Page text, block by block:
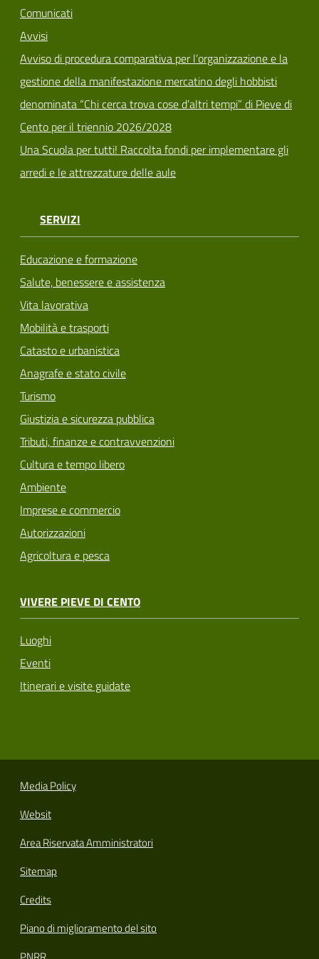
Comunicati
Avvisi
Avviso di procedura comparativa per l’organizzazione e la
gestione della manifestazione mercatino degli hobbisti
denominata “Chi cerca trova cose d’altri tempi” di Pieve di
Cento per il triennio 2026/2028
Una Scuola per tutti! Raccolta fondi per implementare gli
arredi e le attrezzature delle aule
SERVIZI
Educazione e formazione
Salute, benessere e assistenza
Vita lavorativa
Mobilità e trasporti
Catasto e urbanistica
Anagrafe e stato civile
Turismo
Giustizia e sicurezza pubblica
Tributi, finanze e contravvenzioni
Cultura e tempo libero
Ambiente
Imprese e commercio
Autorizzazioni
Agricoltura e pesca
VIVERE PIEVE DI CENTO
Luoghi
Eventi
Itinerari e visite guidate
Media Policy
Websit
Area Riservata Amministratori
Sitemap
Credits
Piano di miglioramento del sito